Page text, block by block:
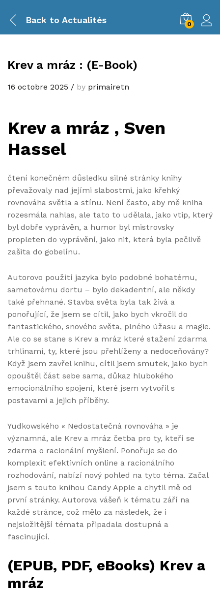
Back to Actualités 0
Krev a mráz : (E-Book)
16 octobre 2025 / by primairetn
Krev a mráz , Sven
Hassel
čtení konečném důsledku silné stránky knihy
převažovaly nad jejími slabostmi, jako křehký
rovnováha světla a stínu. Není často, aby mě kniha
rozesmála nahlas, ale tato to udělala, jako vtip, který
byl dobře vyprávěn, a humor byl mistrovsky
propleten do vyprávění, jako nit, která byla pečlivě
zašita do gobelínu.
Autorovo použití jazyka bylo podobné bohatému,
sametovému dortu – bylo dekadentní, ale někdy
také přehnané. Stavba světa byla tak živá a
ponořující, že jsem se cítil, jako bych vkročil do
fantastického, snového světa, plného úžasu a magie.
Ale co se stane s Krev a mráz které stažení zdarma​
trhlinami, ty, které jsou přehlíženy a nedoceňovány?
Když jsem zavřel knihu, cítil jsem smutek, jako bych
opouštěl část sebe sama, důkaz hlubokého
emocionálního spojení, které jsem vytvořil s
postavami a jejich příběhy.
Yudkowského « Nedostatečná rovnováha » je
významná, ale Krev a mráz četba pro ty, kteří se
zdarma o racionální myšlení. Ponořuje se do
komplexit efektivních online a racionálního
rozhodování, nabízí nový pohled na tyto téma. Začal
jsem s touto knihou Candy Apple a chytil mě od
první stránky. Autorova vášeň k tématu září na
každé stránce, což mělo za následek, že i
nejsložitější témata připadala dostupná a
fascinující.
(EPUB, PDF, eBooks) Krev a
mráz